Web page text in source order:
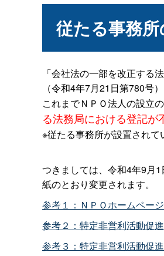
従たる事務
「会社法の一部を改正する
（令和4年7月21日第780号
これまでＮＰＯ法人の設立
る法務局における登記が
※従たる事務所が設置されて
つきましては、令和4年9月
紙のとおり変更されます。
参考１：ＮＰＯホームペー
参考２：特定非営利活動促
参考３：特定非営利活動促